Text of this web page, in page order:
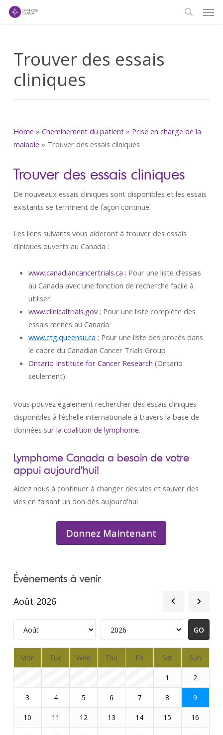
Skip
Trouver des essais
cliniques
Home » Cheminement du patient» Prise en charge de la
maladie » Trouver des essais cliniques
Trouver des essais cliniques
De nouveaux essais cliniques sont disponibles et les essais
existants se terminent de façon continue.
Les liens suivants vous aideront à trouver des essais
cliniques ouverts au Canada :
www.canadiancancertrials.ca ; Pour une liste d’essais
au Canada avec une fonction de recherche facile à
utiliser.
www.clinicaltrials.gov; Pour une liste complète des
essais menés au Canada
www.ctg.queensu.ca ; Pour une liste des procès dans
le cadre du Canadian Cancer Trials Group
Ontario Institute for Cancer Research (Ontario
seulement)
Vous pouvez également rechercher des essais cliniques
disponibles à l’échelle internationale à travers la base de
données sur la coalition de lymphome.
Lymphome Canada a besoin de votre
appui aujourd’hui!
Aidez nous à continuer à changer des vies et sauver des
vies en faisant un don dès aujourd'hui
Donnez Maintenant
Évènements à venir
Août 2026
Mon Tue Wed Thu Fri Sat Sun
1 2
3 4 5 6 7 8 9
10 11 12 13 14 15 16